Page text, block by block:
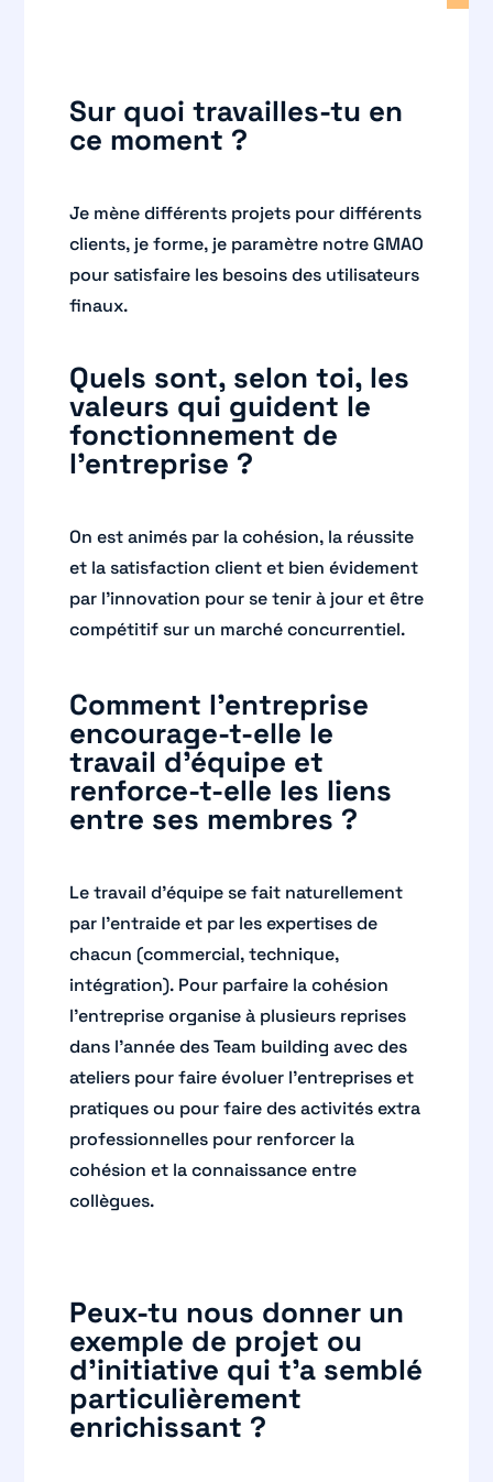
Sur quoi travailles-tu en
ce moment ?
Je mène différents projets pour différents
clients, je forme, je paramètre notre GMAO
pour satisfaire les besoins des utilisateurs
finaux.
Quels sont, selon toi, les
valeurs qui guident le
fonctionnement de
l’entreprise ?
On est animés par la cohésion, la réussite
et la satisfaction client et bien évidement
par l’innovation pour se tenir à jour et être
compétitif sur un marché concurrentiel.
Comment l’entreprise
encourage-t-elle le
travail d’équipe et
renforce-t-elle les liens
entre ses membres ?
Le travail d’équipe se fait naturellement
par l’entraide et par les expertises de
chacun (commercial, technique,
intégration). Pour parfaire la cohésion
l’entreprise organise à plusieurs reprises
dans l’année des Team building avec des
ateliers pour faire évoluer l’entreprises et
pratiques ou pour faire des activités extra
professionnelles pour renforcer la
cohésion et la connaissance entre
collègues.
Peux-tu nous donner un
exemple de projet ou
d’initiative qui t’a semblé
particulièrement
enrichissant ?